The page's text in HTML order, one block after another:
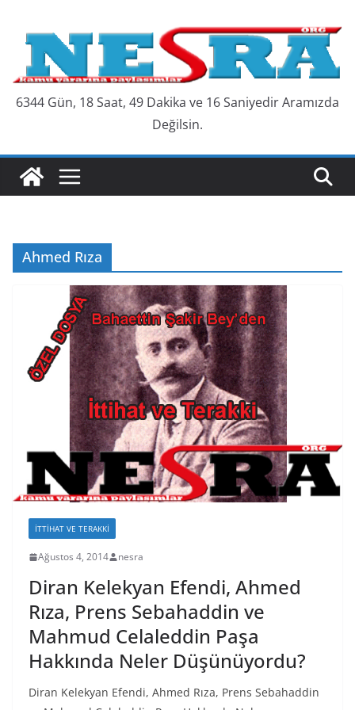
content
6344 Gün, 18 Saat, 49 Dakika ve 17 Saniyedir Aramızda
Değilsin.
Ahmed Rıza
İTTIHAT VE TERAKKI
Ağustos 4, 2014 nesra
Diran Kelekyan Efendi, Ahmed
Rıza, Prens Sebahaddin ve
Mahmud Celaleddin Paşa
Hakkında Neler Düşünüyordu?
Diran Kelekyan Efendi, Ahmed Rıza, Prens Sebahaddin